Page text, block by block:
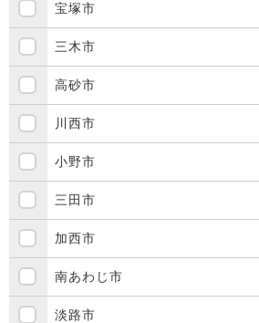
宝塚市
三木市
高砂市
川西市
小野市
三田市
加西市
南あわじ市
淡路市